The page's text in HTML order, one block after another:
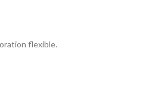
flexible.